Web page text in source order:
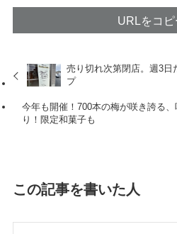
URLをコピ
売り切れ次第閉店。週3日
プ
今年も開催！700本の梅が咲き誇る
り！限定和菓子も
この記事を書いた人